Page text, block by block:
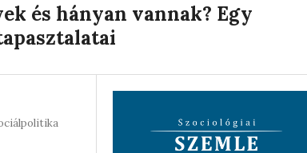
és hányan vannak? Egy